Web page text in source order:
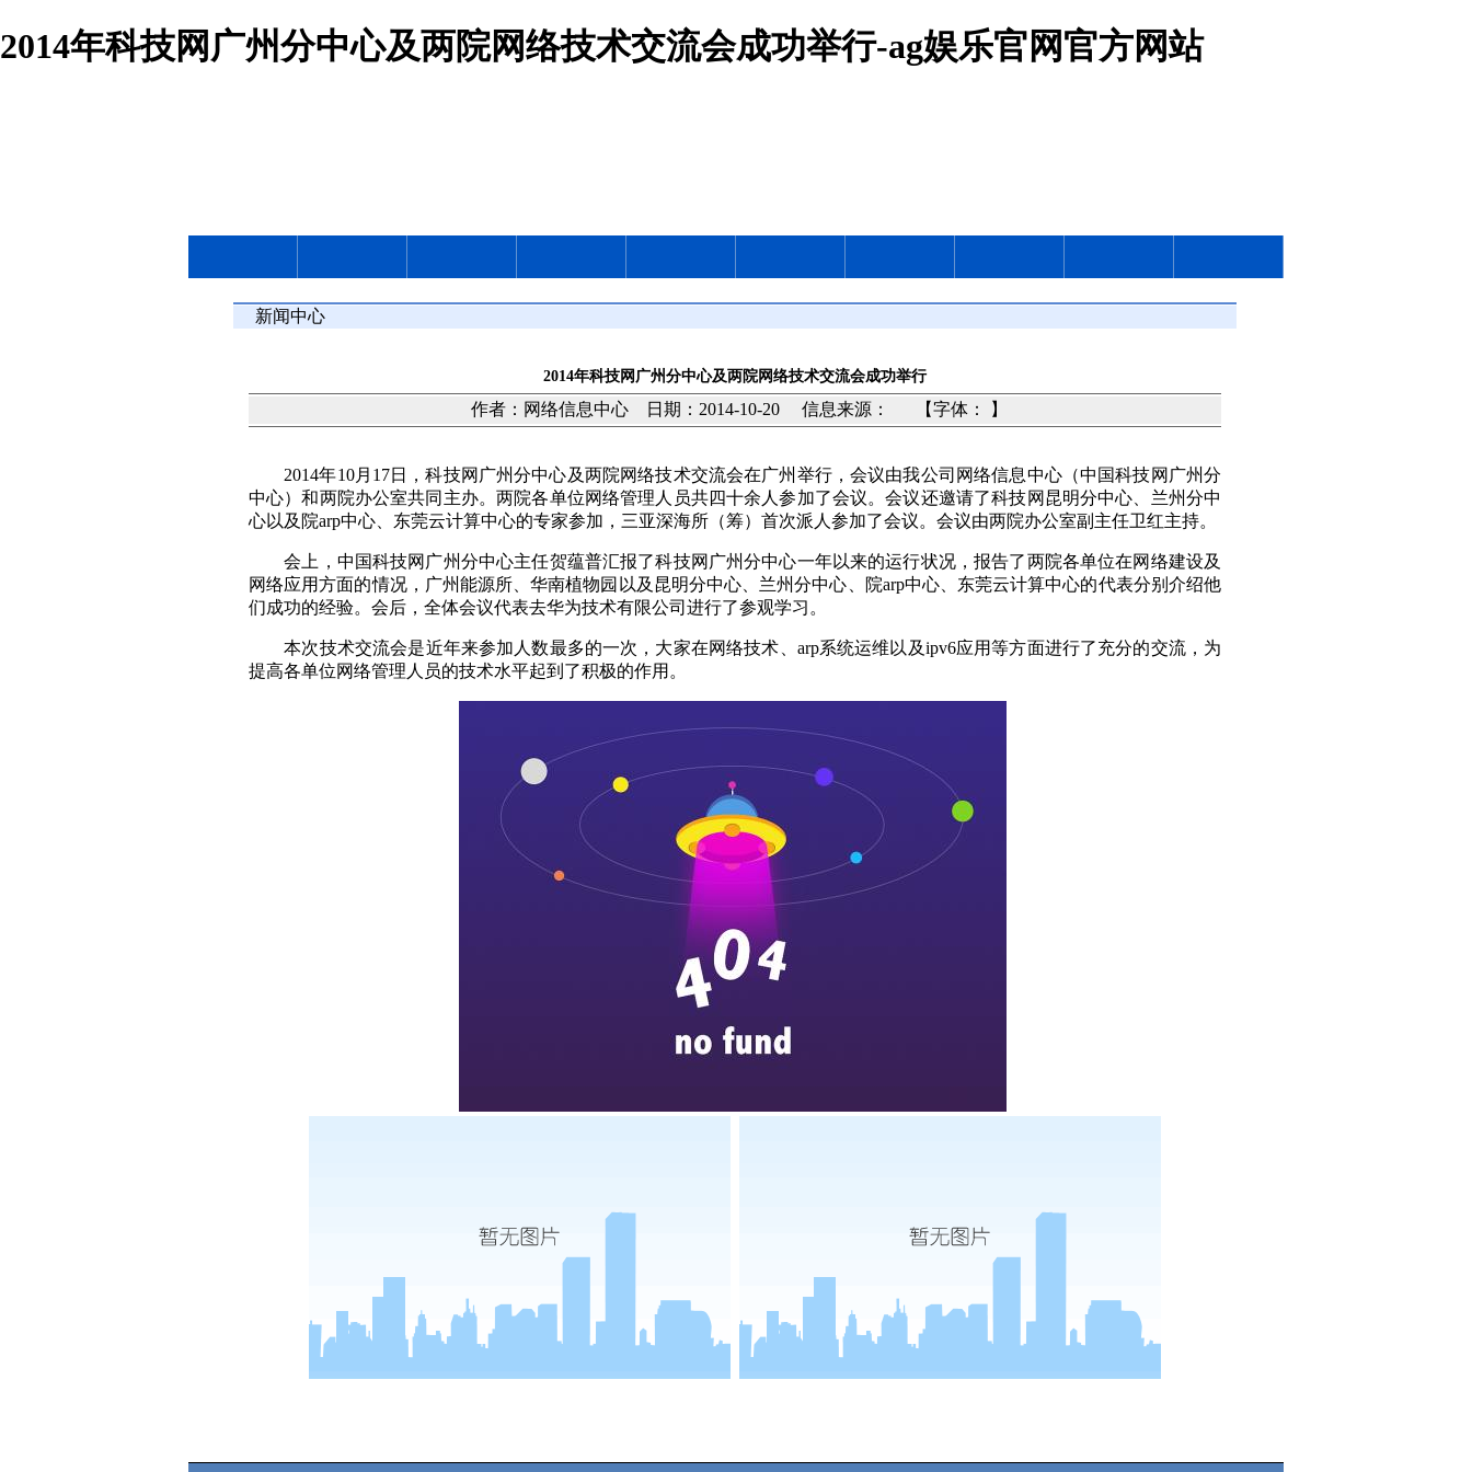
2014年科技网广州分中心及两院网络技术交流会成功举行-ag娱乐官网官方网站
新闻中心
2014年科技网广州分中心及两院网络技术交流会成功举行
作者：网络信息中心 日期：2014-10-20 信息来源： 【字体： 】
2014年10月 17日，科技网广州分中心及两院网络技术交流会在广州举行，会议由我公司网络信息中心（中国科技网广州分
中心）和两院办公室共同主办。两院各单位网络管理人员共四十余人参加了会议。会议还邀请了科技网昆明分中心、兰州分中
心以及院arp中心、东莞云计算中心的专家参加，三亚深海所（筹）首次派人参加了会议。会议由两院办公室副主任卫红主持。
会上，中国科技网广州分中心主任贺蕴普汇报了科技网广州分中心一年以来的运行状况，报告了两院各单位在网络建设及
网络应用方面的情况，广州能源所、华南植物园以及昆明分中心、兰州分中心、院arp中心、东莞云计算中心的代表分别介绍他
们成功的经验。会后，全体会议代表去华为技术有限公司进行了参观学习。
本次技术交流会是近年来参加人数最多的一次，大家在网络技术、 arp系统运维以及ipv6应用等方面进行了充分的交流，为
提高各单位网络管理人员的技术水平起到了积极的作用。